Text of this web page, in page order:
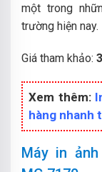
một trong
trường hiện nay.
Giá tham khảo:
Xem thêm:
hàng nhanh
Máy in ảnh